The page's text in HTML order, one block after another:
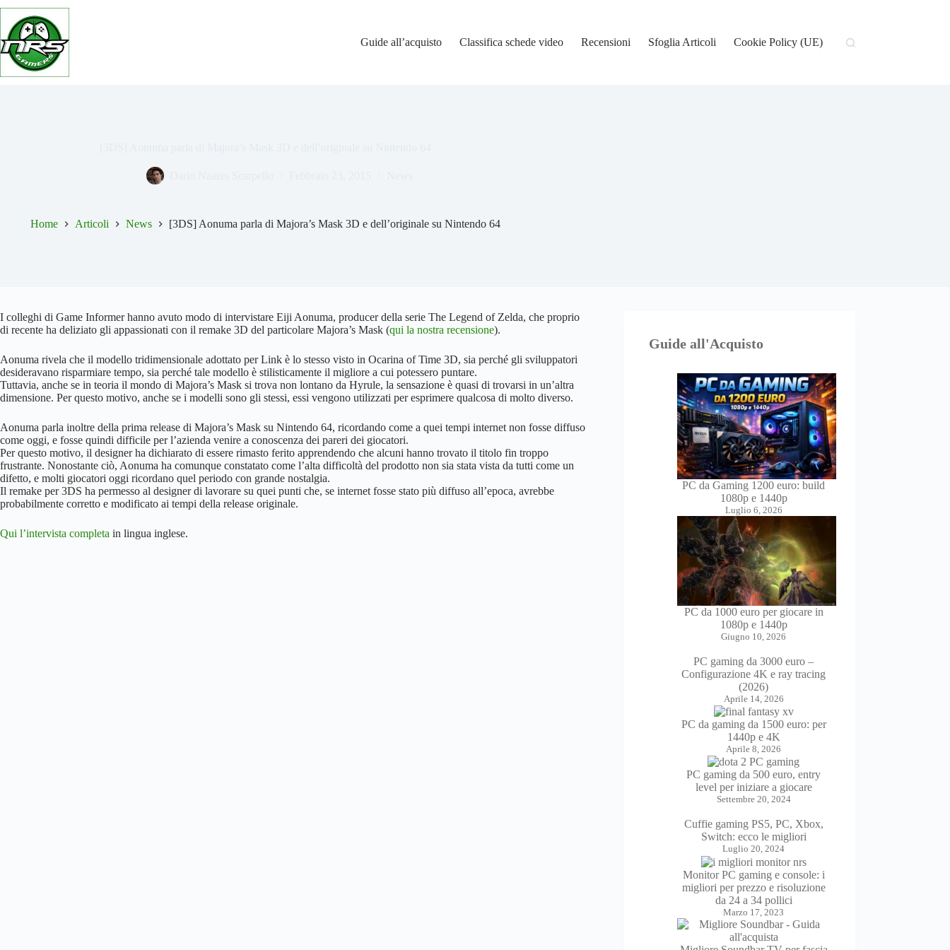
Salta
contenuto
Guide all’acquisto
Classifica schede video Recensioni Sfoglia Articoli Cookie Policy (UE)
Home Articoli News [3DS] Aonuma parla di Majora’s Mask 3D e dell’originale su Nintendo 64
I colleghi di Game Informer hanno avuto modo di intervistare Eiji Aonuma, producer della serie The Legend of Zelda, che proprio
di recente ha deliziato gli appassionati con il remake 3D del particolare Majora’s Mask (qui la nostra recensione).
Aonuma rivela che il modello tridimensionale adottato per Link è lo stesso visto in Ocarina of Time 3D, sia perché gli sviluppatori
desideravano risparmiare tempo, sia perché tale modello è stilisticamente il migliore a cui potessero puntare.
Tuttavia, anche se in teoria il mondo di Majora’s Mask si trova non lontano da Hyrule, la sensazione è quasi di trovarsi in un’altra
dimensione. Per questo motivo, anche se i modelli sono gli stessi, essi vengono utilizzati per esprimere qualcosa di molto diverso.
Aonuma parla inoltre della prima release di Majora’s Mask su Nintendo 64, ricordando come a quei tempi internet non fosse diffuso
come oggi, e fosse quindi difficile per l’azienda venire a conoscenza dei pareri dei giocatori.
Per questo motivo, il designer ha dichiarato di essere rimasto ferito apprendendo che alcuni hanno trovato il titolo fin troppo
frustrante. Nonostante ciò, Aonuma ha comunque constatato come l’alta difficoltà del prodotto non sia stata vista da tutti come un
difetto, e molti giocatori oggi ricordano quel periodo con grande nostalgia.
Il remake per 3DS ha permesso al designer di lavorare su quei punti che, se internet fosse stato più diffuso all’epoca, avrebbe
probabilmente corretto e modificato ai tempi della release originale.
Qui l’intervista completa in lingua inglese.
Guide all'Acquisto
PC da Gaming 1200 euro: build
1080p e 1440p
Luglio 6, 2026
PC da 1000 euro per giocare in
1080p e 1440p
Giugno 10, 2026
PC gaming da 3000 euro –
Configurazione 4K e ray tracing
(2026)
Aprile 14, 2026
PC da gaming da 1500 euro: per
1440p e 4K
Aprile 8, 2026
PC gaming da 500 euro, entry
level per iniziare a giocare
Settembre 20, 2024
Cuffie gaming PS5, PC, Xbox,
Switch: ecco le migliori
Luglio 20, 2024
Monitor PC gaming e console: i
migliori per prezzo e risoluzione
da 24 a 34 pollici
Marzo 17, 2023